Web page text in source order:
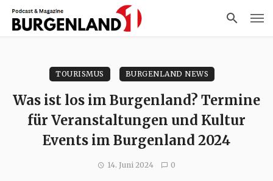
TOURISMUS BURGENLAND NEWS
Was ist los im Burgenland? Termine
für Veranstaltungen und Kultur
Events im Burgenland 2024
14. Juni 2024 0